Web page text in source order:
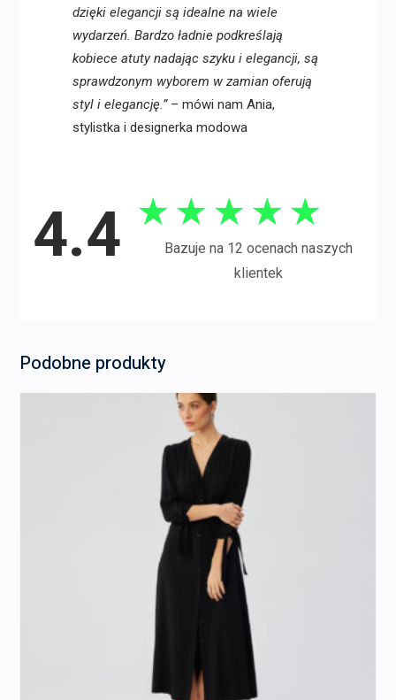
dzięki elegancji są idealne na wiele
wydarzeń. Bardzo ładnie podkreślają
kobiece atuty nadając szyku i elegancji, są
sprawdzonym wyborem w zamian oferują
styl i elegancję.”– mówi nam Ania,
stylistka i designerka modowa
4.4 ★ ★ ★ ★ ★
Bazuje na 12 ocenach naszych
klientek
Podobne produkty